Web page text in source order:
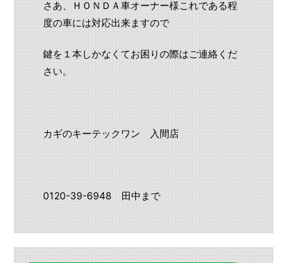
さあ、ＨＯＮＤＡ車オーナー様これである程
度の車には対応出来ますので
鍵を１本しかなくてお困りの際はご連絡くだ
さい。
カギのキーテックワン 入間店
0120-39-6948 田中まで